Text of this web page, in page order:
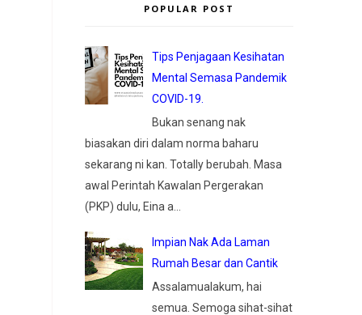
POPULAR POST
Tips Penjagaan Kesihatan
Mental Semasa Pandemik
COVID-19.
Bukan senang nak
biasakan diri dalam norma baharu
sekarang ni kan. Totally berubah. Masa
awal Perintah Kawalan Pergerakan
(PKP) dulu, Eina a...
Impian Nak Ada Laman
Rumah Besar dan Cantik
Assalamualakum, hai
semua. Semoga sihat-sihat